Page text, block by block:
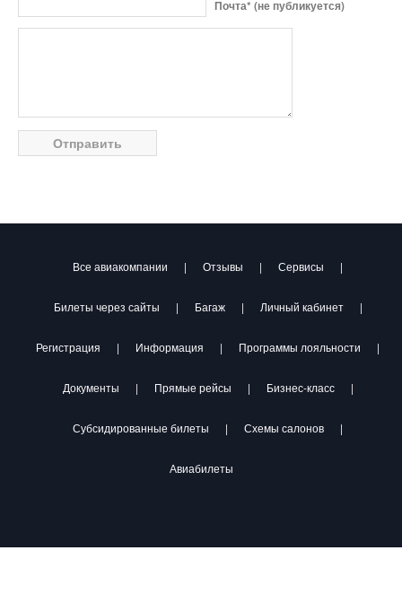
Почта* (не публикуется)
Все авиакомпании | Отзывы | Сервисы |
Билеты через сайты | Багаж | Личный кабинет |
Регистрация | Информация | Программы лояльности |
Документы | Прямые рейсы | Бизнес-класс |
Субсидированные билеты | Схемы салонов |
Авиабилеты